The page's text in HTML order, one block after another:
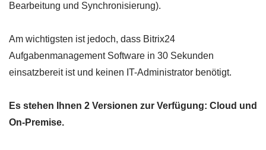
Bearbeitung und Synchronisierung).
Am wichtigsten ist jedoch, dass Bitrix24
Aufgabenmanagement Software in 30 Sekunden
einsatzbereit ist und keinen IT-Administrator benötigt.
Es stehen Ihnen 2 Versionen zur Verfügung: Cloud und
On-Premise.